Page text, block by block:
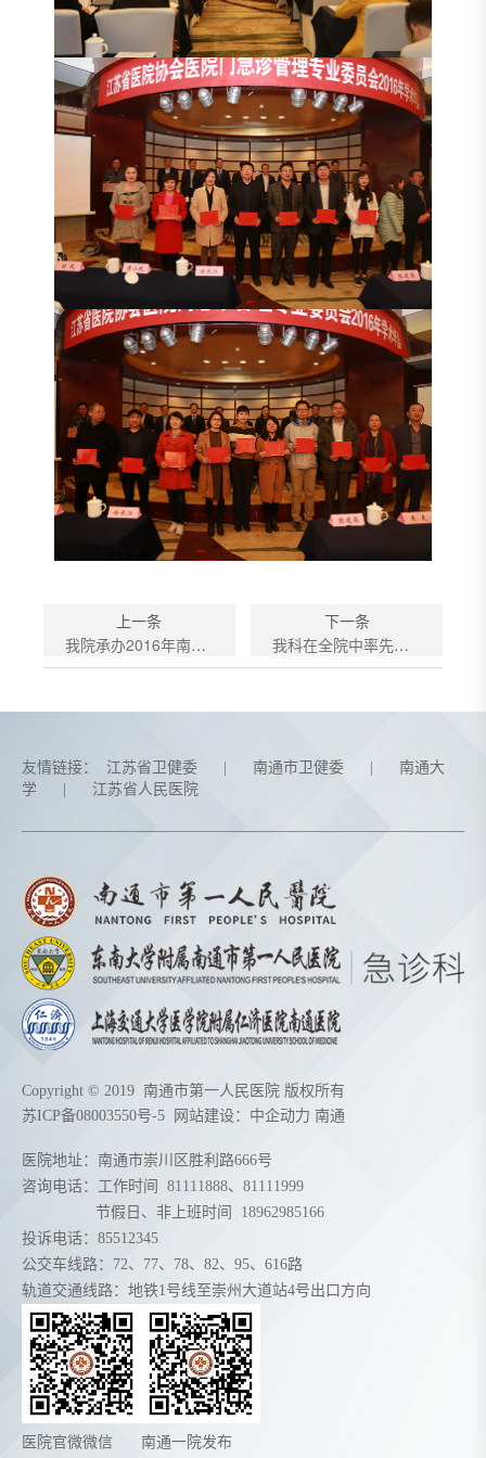
上一条
我院承办2016年南通、扬州两市急诊医学学术年会圆满成功
下一条
我科在全院中率先启动住院医师强化培训
友情链接： 江苏省卫健委 南通市卫健委
南通大
学
江苏省人民医院
Copyright © 2019 南通市第一人民医院 版权所有
苏ICP备08003550号-5 网站建设： 中企动力 南通
医院地址：南通市崇川区胜利路666号
咨询电话：工作时间 81111888、 81111999
节假日、非上班时间 18962985166
投诉电话：85512345
公交车线路：72、77、78、82、95、616路
轨道交通线路：地铁1号线至崇州大道站4号出口方向
医院官微微信 南通一院发布